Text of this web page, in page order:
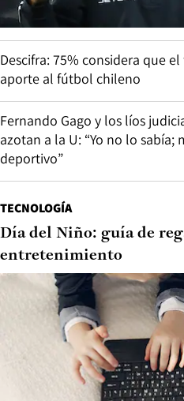
Descifra: 75% considera que
aporte al fútbol chileno
Fernando Gago y los líos
azotan a la U: “Yo no lo
deportivo”
TECNOLOGÍA
Día del Niño: guía de
entretenimiento